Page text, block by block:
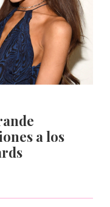
a los